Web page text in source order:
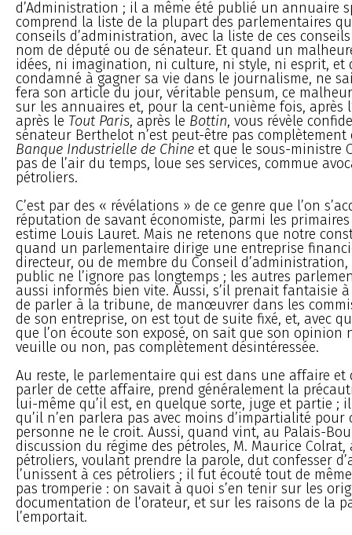
d’Administration ; il a même été publié un annuaire
comprend la liste de la plupart des parlementaires
conseils d’administration, avec la liste de ces
nom de député ou de sénateur. Et quand un
idées, ni imagination, ni culture, ni style, ni esprit, et
condamné à gagner sa vie dans le journalisme, ne
fera son article du jour, véritable pensum, ce
sur les annuaires et, pour la cent-unième fois, après
après le Tout Paris, après le Bottin, vous révèle
sénateur Berthelot n’est peut-être pas
Banque Industrielle de Chine et que le sous-ministre
pas de l’air du temps, loue ses services, commue
pétroliers.
C’est par des « révélations » de ce genre que l’on
réputation de savant économiste, parmi les
estime Louis Lauret. Mais ne retenons que notre
quand un parlementaire dirige une entreprise
directeur, ou de membre du Conseil
public ne l’ignore pas longtemps ; les autres
aussi informés bien vite. Aussi, s’il prenait fantaisie
de parler à la tribune, de manœuvrer dans les
de son entreprise, on est tout de suite fixé, et, avec
que l’on écoute son exposé, on sait que son opinion
veuille ou non, pas complètement désintéressée.
Au reste, le parlementaire qui est dans une affaire et
parler de cette affaire, prend généralement la
lui-même qu’il est, en quelque sorte, juge et partie ;
qu’il n’en parlera pas avec moins d’impartialité pour
personne ne le croit. Aussi, quand vint, au Palais-
discussion du régime des pétroles, M. Maurice Colrat,
pétroliers, voulant prendre la parole, dut confesser
l’unissent à ces pétroliers ; il fut écouté tout de
pas tromperie : on savait à quoi s’en tenir sur les
documentation de l’orateur, et sur les raisons de la
l’emportait.